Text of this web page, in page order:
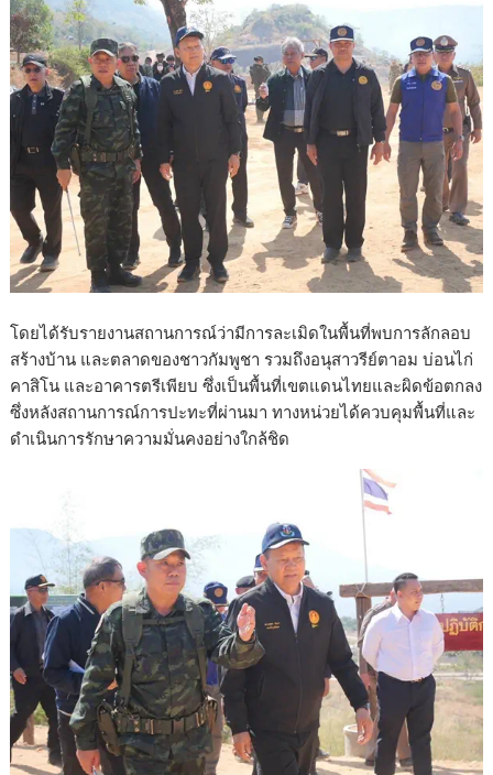
โดยได้รับรายงานสถานการณ์ว่ามีการละเมิดในพื้นที่พบการลักลอบ
สร้างบ้าน และตลาดของชาวกัมพูชา รวมถึงอนุสาวรีย์ตาอม บ่อนไก่
คาสิโน และอาคารตรีเพียบ ซึ่งเป็นพื้นที่เขตแดนไทยและผิดข้อตกลง
ซึ่งหลังสถานการณ์การปะทะที่ผ่านมา ทางหน่วยได้ควบคุมพื้นที่และ
ดำเนินการรักษาความมั่นคงอย่างใกล้ชิด